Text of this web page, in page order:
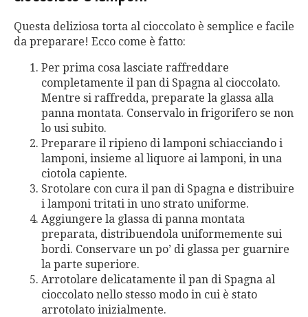
Questa deliziosa torta al cioccolato è semplice e facile
da preparare! Ecco come è fatto:
Per prima cosa lasciate raffreddare
completamente il pan di Spagna al cioccolato.
Mentre si raffredda, preparate la glassa alla
panna montata. Conservalo in frigorifero se non
lo usi subito.
Preparare il ripieno di lamponi schiacciando i
lamponi, insieme al liquore ai lamponi, in una
ciotola capiente.
Srotolare con cura il pan di Spagna e distribuire
i lamponi tritati in uno strato uniforme.
Aggiungere la glassa di panna montata
preparata, distribuendola uniformemente sui
bordi. Conservare un po’ di glassa per guarnire
la parte superiore.
Arrotolare delicatamente il pan di Spagna al
cioccolato nello stesso modo in cui è stato
arrotolato inizialmente.